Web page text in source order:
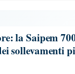
la Saipem
sollevamenti